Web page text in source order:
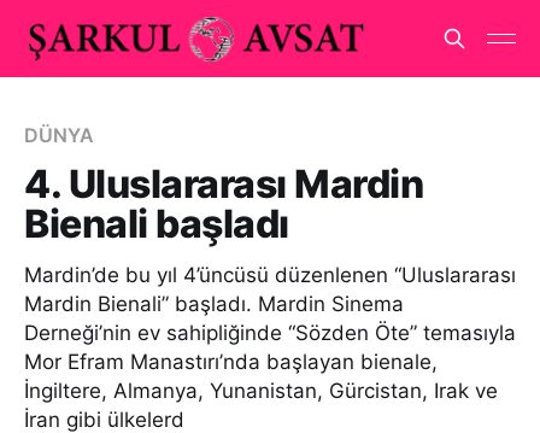
DÜNYA
4. Uluslararası Mardin
Bienali başladı
Mardin’de bu yıl 4’üncüsü düzenlenen “Uluslararası
Mardin Bienali” başladı. Mardin Sinema
Derneği’nin ev sahipliğinde “Sözden Öte” temasıyla
Mor Efram Manastırı’nda başlayan bienale,
İngiltere, Almanya, Yunanistan, Gürcistan, Irak ve
İran gibi ülkelerd